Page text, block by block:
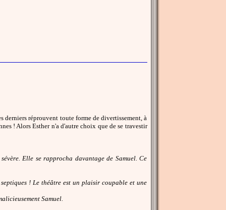
réprouvent toute forme de divertissement, à
! Alors Esther n'a d'autre choix que de se travestir
Elle se rapprocha davantage de Samuel. Ce
! Le théâtre est un plaisir coupable et une
Samuel.